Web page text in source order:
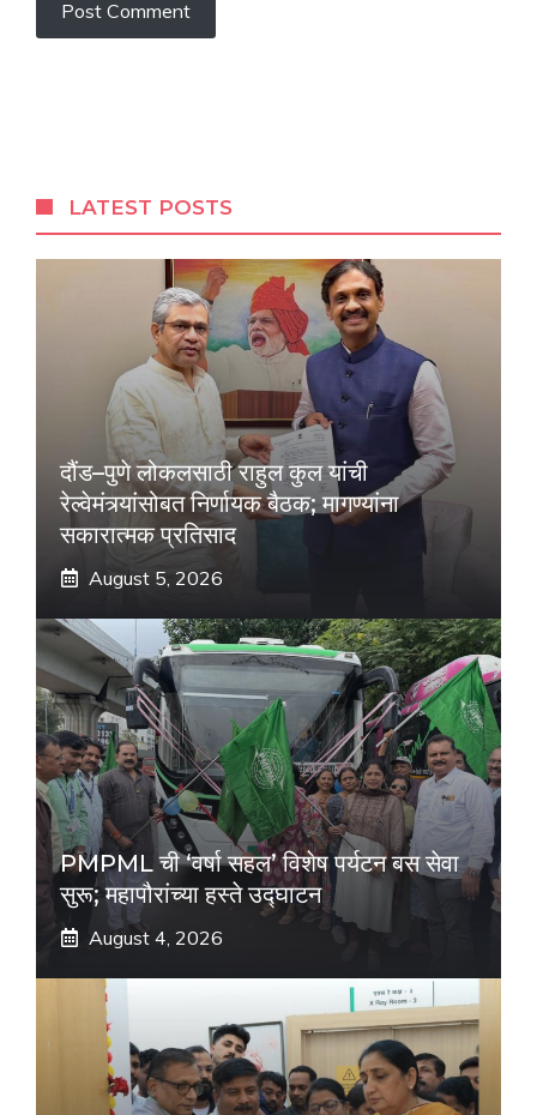
LATEST POSTS
दौंड–पुणे लोकलसाठी राहुल कुल यांची
रेल्वेमंत्र्यांसोबत निर्णायक बैठक; मागण्यांना
सकारात्मक प्रतिसाद
August 5, 2026
PMPML ची ‘वर्षा सहल’ विशेष पर्यटन बस सेवा
सुरू; महापौरांच्या हस्ते उद्घाटन
August 4, 2026